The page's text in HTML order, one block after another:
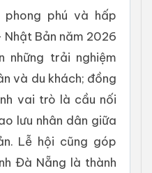
phú và hấp
Bản năm 2026
những trải nghiệm
và du khách; đồng
vai trò là cầu nối
lưu nhân dân giữa
Lễ hội cũng góp
Đà Nẵng là thành